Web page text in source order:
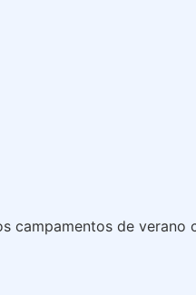
campamentos de